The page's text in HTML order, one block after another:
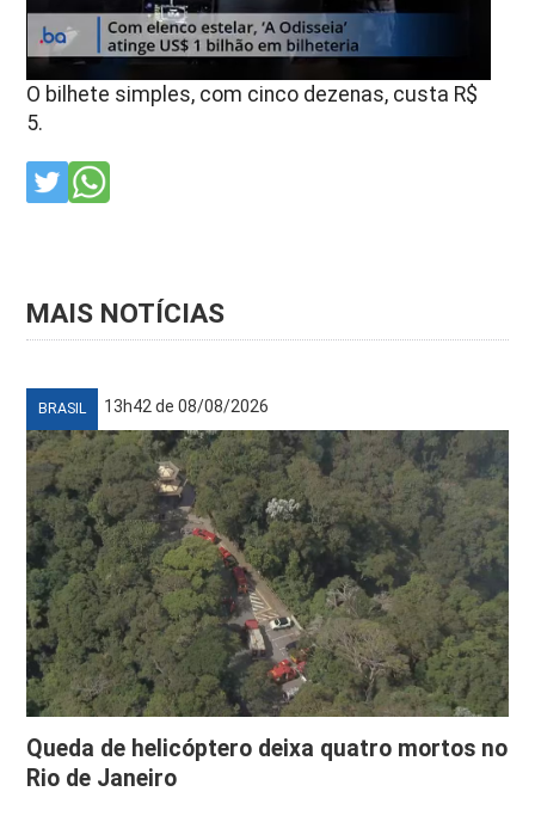
O bilhete simples, com cinco dezenas, custa R$
5.
MAIS NOTÍCIAS
BRASIL 13h42 de 08/08/2026
Queda de helicóptero deixa quatro mortos no
Rio de Janeiro